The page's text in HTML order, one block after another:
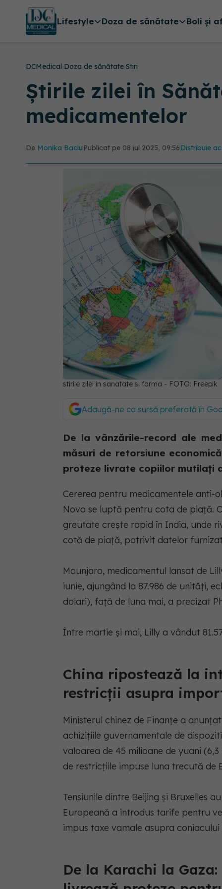
Lifestyle Doza de sănătate Boli și
DCMedical›Doza de sănătate›Stiri
Știrile zilei în
medicamentelor
De Monika Baciu Publicat pe 08 iul 2025, 09:56Distribuie
stirile zilei in sanatate si farma - FOTO: Freepik
Adaugă-ne ca sursă preferată în
De la vânzările-record ale
măsuri de retorsiune
proteze livrate copiilor mutilați
Cererea pentru medicamentele anti-
Novo se luptă pentru cota de piață.
greutate crește rapid în India, unde
cotă de piață, potrivit datelor
Mounjaro, medicamentul lansat de
iunie, ajungând la 87.986 de unități,
dolari), față de luna mai, a precizat
Între martie și mai, Lilly a vândut
China ripostează la
restricții asupra
Ministerul chinez de Finanțe a
achizițiile guvernamentale de
valoarea de 45 milioane de yuani
de restricțiile impuse luna trecută de
Tensiunile dintre Beijing și Bruxelles
Europeană a introdus tarife pentru
impus taxe vamale asupra
De la Karachi la